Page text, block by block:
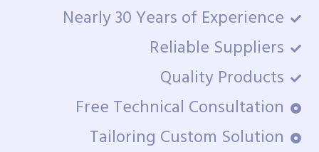
Nearly 30 Years of Experience
Reliable Suppliers
Quality Products
Free Technical Consultation
Tailoring Custom Solution